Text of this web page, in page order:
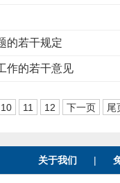
的若干规定
作的若干意见
10 11 12 下一页 尾
关于我们 |